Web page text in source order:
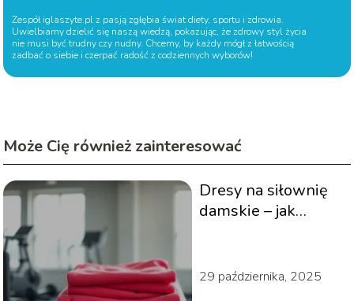
Zespół iglaszyte.pl z pasją zgłębia świat diety, sportu i zdrowia.
Uwielbiamy dzielić się naszą wiedzą, pokazując, że zdrowy styl życia
nie musi być trudny czy nudny. Chcemy, by każdy mógł z łatwością
zadbać o siebie i czerpać radość z codziennych wyborów!
Może Cię również zainteresować
Dresy na siłownię
damskie – jak
29 października, 2025